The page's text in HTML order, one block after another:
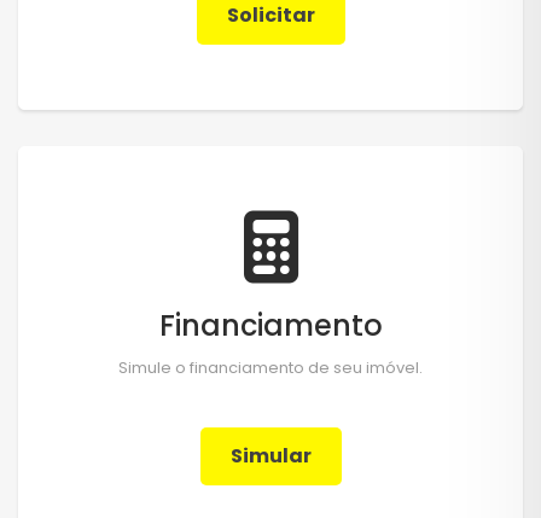
Solicitar
Financiamento
Simule o financiamento de seu imóvel.
Simular